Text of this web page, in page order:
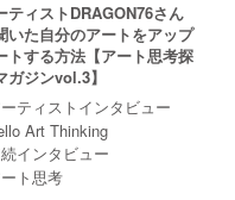
ティストDRAGON76さん
いた自分のアートをアップ
トする方法【アート思考探
ガジンvol.3】
ティストインタビュー
Art Thinking
インタビュー
ト思考